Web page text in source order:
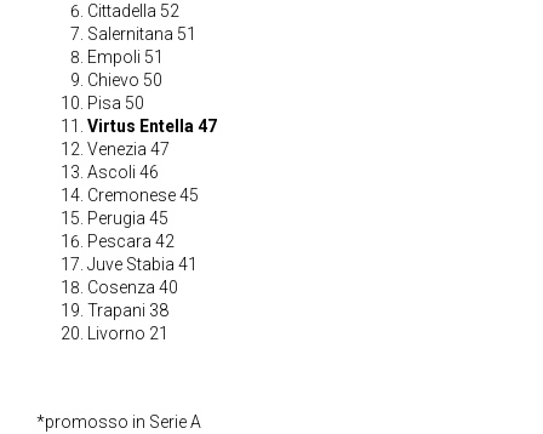
Cittadella 52
Salernitana 51
Empoli 51
Chievo 50
Pisa 50
Virtus Entella 47
Venezia 47
Ascoli 46
Cremonese 45
Perugia 45
Pescara 42
Juve Stabia 41
Cosenza 40
Trapani 38
Livorno 21
*promosso in Serie A